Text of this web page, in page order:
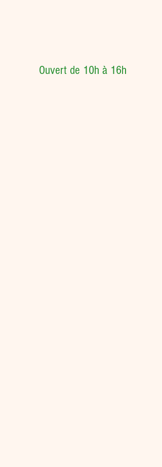
Ouvert de 10h à 16h